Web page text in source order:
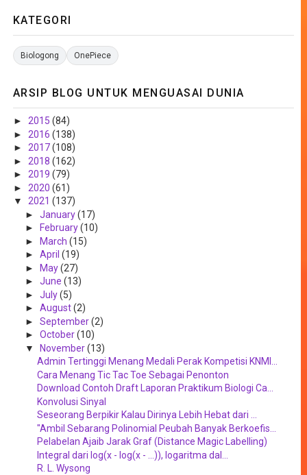
KATEGORI
Biologong OnePiece
ARSIP BLOG UNTUK MENGUASAI DUNIA
► 2015 (84)
► 2016 (138)
► 2017(108)
► 2018 (162)
► 2019 (79)
► 2020 (61)
▼ 2021 (137)
► January(17)
►
February(10)
► March (15)
► April (19)
► May(27)
► June (13)
► July(5)
► August(2)
► September(2)
► October(10)
▼ November(13)
Admin Tertinggi Menang Medali Perak Kompetisi KNMI...
Cara Menang Tic Tac Toe Sebagai Penonton
Download Contoh Draft Laporan Praktikum Biologi Ca...
Konvolusi Sinyal
Seseorang Berpikir Kalau Dirinya Lebih Hebat dari ...
"Ambil Sebarang Polinomial Peubah Banyak Berkoefis...
Pelabelan Ajaib Jarak Graf (Distance Magic Labelling)
Integral dari log(x - log(x - ...)), logaritma dal...
R. L. Wysong